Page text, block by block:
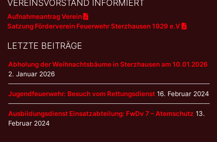
VEREINSVORSTAND INFORMIERT
Aufnahmeantrag Verein
Satzung Förderverein Feuerwehr Sterzhausen 1929 e.V
LETZTE BEITRÄGE
Abholung der Weihnachtsbäume in Sterzhausen am 10.01.2026
2. Januar 2026
Jugendfeuerwehr: Besuch vom Rettungsdienst 16. Februar 2024
Ausbildungsdienst Einsatzabteilung: FwDv 7 – Atemschutz 13.
Februar 2024